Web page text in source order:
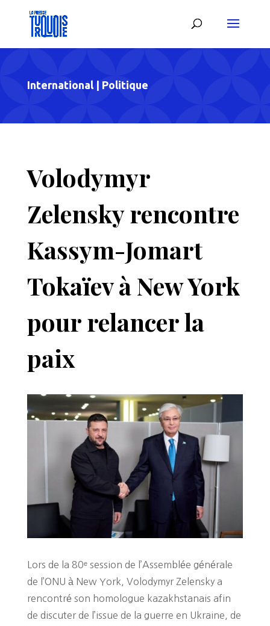
International| Politique
Volodymyr
Zelensky rencontre
Kassym-Jomart
Tokaïev à New York
pour relancer la
paix
Lors de la 80ᵉ session de l’Assemblée générale
de l’ONU à New York, Volodymyr Zelensky a
rencontré son homologue kazakhstanais afin
de discuter de l’issue de la guerre en Ukraine, de